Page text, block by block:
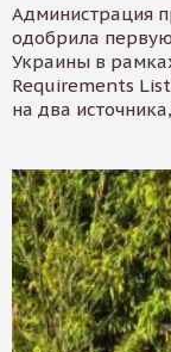
Администрация
одобрила
Украины в
Requirements
на два